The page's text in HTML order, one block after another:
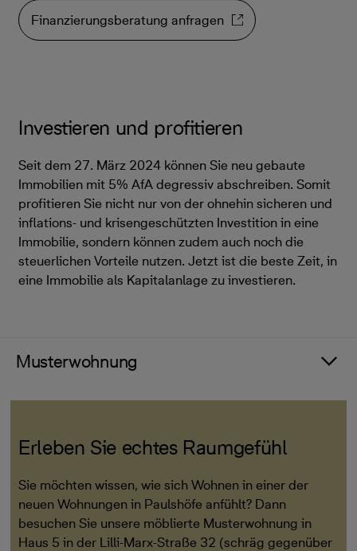
Finanzierungsberatung anfragen
Investieren und profitieren
Seit dem 27. März 2024 können Sie neu gebaute
Immobilien mit 5% AfA degressiv abschreiben. Somit
profitieren Sie nicht nur von der ohnehin sicheren und
inflations- und krisengeschützten Investition in eine
Immobilie, sondern können zudem auch noch die
steuerlichen Vorteile nutzen. Jetzt ist die beste Zeit, in
eine Immobilie als Kapitalanlage zu investieren.
Musterwohnung
Erleben Sie echtes Raumgefühl
Sie möchten wissen, wie sich Wohnen in einer der
neuen Wohnungen in Paulshöfe anfühlt? Dann
besuchen Sie unsere möblierte Musterwohnung in
Haus 5 in der Lilli-Marx-Straße 32 (schräg gegenüber